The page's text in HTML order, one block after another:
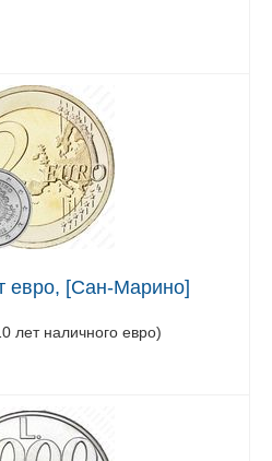
евро, [Сан-Марино]
лет наличного евро)